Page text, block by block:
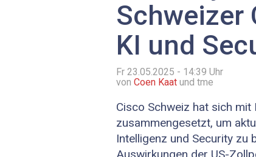
Schweizer
KI und
Fr 23.05.2025 - 14:39 Uhr
von Coen Kaat und tme
Cisco Schweiz hat sich mit
zusammengesetzt, um
Intelligenz und Security zu